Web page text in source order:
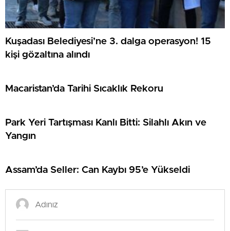
Kuşadası Belediyesi’ne 3. dalga operasyon! 15
kişi gözaltına alındı
Macaristan’da Tarihi Sıcaklık Rekoru
Park Yeri Tartışması Kanlı Bitti: Silahlı Akın ve
Yangın
Assam’da Seller: Can Kaybı 95’e Yükseldi